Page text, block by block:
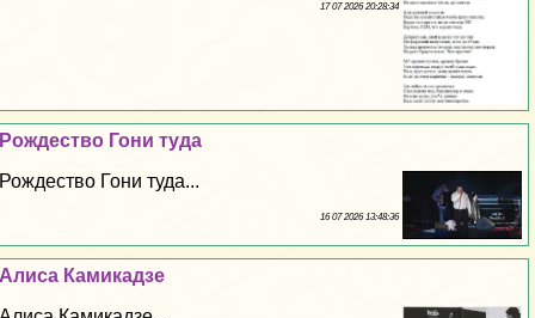
17 07 2026 20:28:34
Рождество Гони туда
Рождество Гони туда...
16 07 2026 13:48:36
Алиса Камикадзе